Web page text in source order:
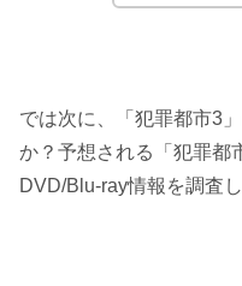
では次に、「犯罪都市3
か？予想される「犯罪都
DVD/Blu-ray情報を調査し